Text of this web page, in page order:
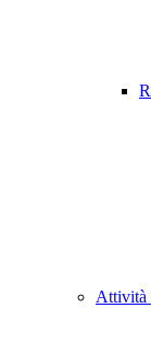
Attività